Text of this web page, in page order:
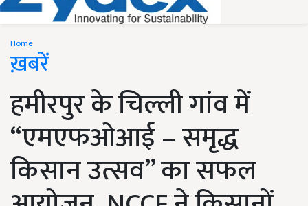
Home
ख़बरें
हमीरपुर के चिल्ली गांव में
“एमएफओआई – समृद्ध
किसान उत्सव” का सफल